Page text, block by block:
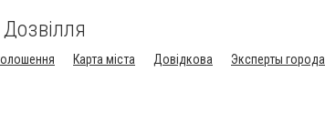
Дозвілля
Карта міста Довідкова Эксперты города